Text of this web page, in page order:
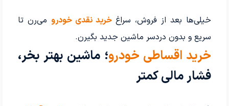
خیلی‌ها بعد از فروش، سراغخرید نقدی خودرو می‌رن تا
سریع و بدون دردسر ماشین جدید بگیرن.
خرید اقساطی خودرو؛ ماشین بهتر بخر،
فشار مالی کمتر